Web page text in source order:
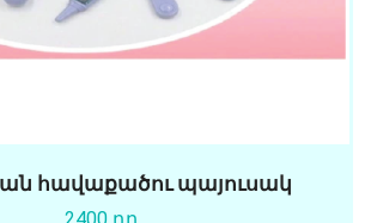
հավաքածու պայուսակ